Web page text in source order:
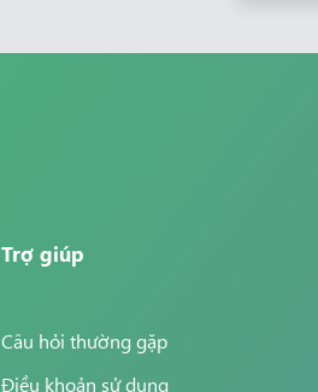
Trợ giúp
Câu hỏi thường gặp
Điều khoản sử dụng